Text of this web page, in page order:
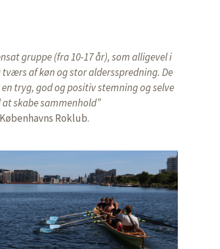
gruppe (fra 10-17 år), som alligevel i
af køn og stor aldersspredning. De
tryg, god og positiv stemning og selve
skabe sammenhold”
Roklub.